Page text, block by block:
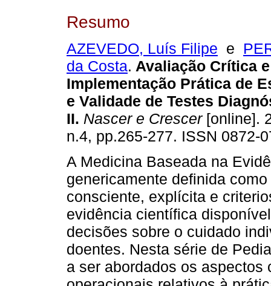
Resumo
AZEVEDO, Luís Filipe e
da Costa. Avaliação Crítica e
Implementação Prática de
e Validade de Testes
II. Nascer e Crescer[online].
n.4, pp.265-277. ISSN 0872-
A Medicina Baseada na
genericamente definida
consciente, explícita e
evidência científica
decisões sobre o cuidado
doentes. Nesta série de
a ser abordados os